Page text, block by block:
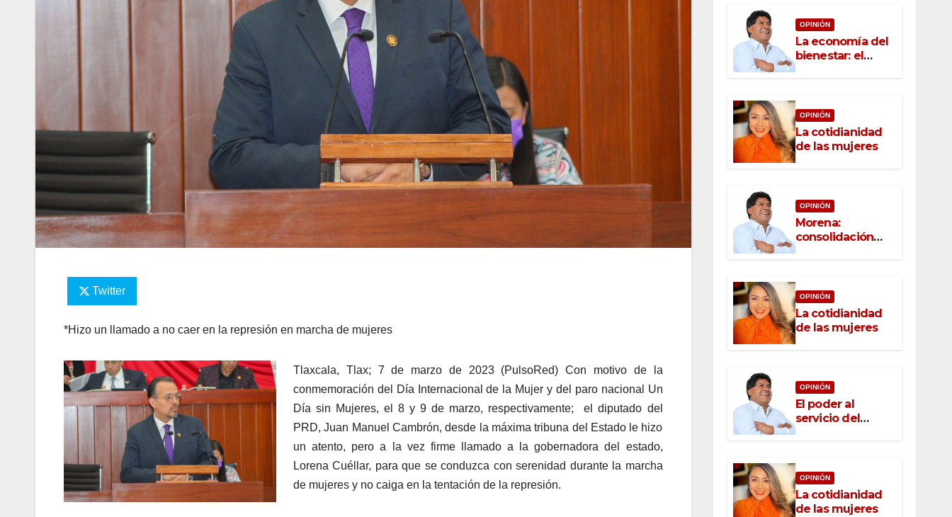
Twitter
*Hizo un llamado a no caer en la represión en marcha de mujeres
Tlaxcala, Tlax; 7 de marzo de 2023 (PulsoRed) Con motivo de la
conmemoración del Día Internacional de la Mujer y del paro nacional Un
Día sin Mujeres, el 8 y 9 de marzo, respectivamente; el diputado del
PRD, Juan Manuel Cambrón, desde la máxima tribuna del Estado le hizo
un atento, pero a la vez firme llamado a la gobernadora del estado,
Lorena Cuéllar, para que se conduzca con serenidad durante la marcha
de mujeres y no caiga en la tentación de la represión.
OPINIÓN
La economía del
bienestar: el
nuevo rostro del
OPINIÓN
La cotidianidad
de las mujeres
OPINIÓN
Morena:
consolidación
con raíz, rumbo
OPINIÓN
La cotidianidad
de las mujeres
OPINIÓN
El poder al
servicio del
pueblo: la nueva
México
OPINIÓN
La cotidianidad
de las mujeres